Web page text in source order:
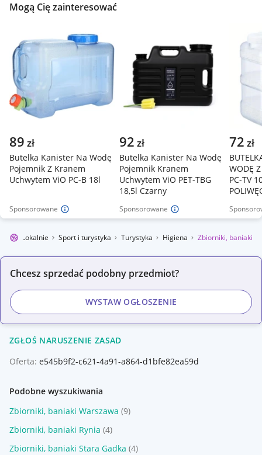
Mogą Cię zainteresować
Sponsorowane
89 zł
Butelka Kanister Na Wodę
Pojemnik Z Kranem
Uchwytem ViO PC-B 18l
Sponsorowane
92 zł
Butelka Kanister Na Wodę
Pojemnik Kranem
Uchwytem ViO PET-TBG
18,5l Czarny
72 zł
WODĘ
PC-TV
Lokalnie Sport i turystyka Turystyka Higiena Zbiorniki, baniaki
Chcesz sprzedać podobny przedmiot?
WYSTAW OGŁOSZENIE
ZGŁOŚ NARUSZENIE ZASAD
Oferta: e545b9f2-c621-4a91-a864-d1bfe82ea59d
Podobne wyszukiwania
Zbiorniki, baniaki Warszawa (9)
Zbiorniki, baniaki Rynia (4)
Zbiorniki, baniaki Stara Gadka (4)